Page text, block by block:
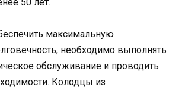
максимальную
необходимо выполнять
обслуживание и проводить
Колодцы из